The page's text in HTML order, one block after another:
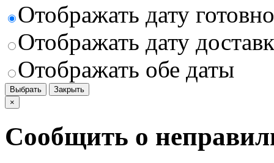
Отображать дату
Отображать дату
Отображать обе даты
Выбрать
Закрыть
×
Сообщить о